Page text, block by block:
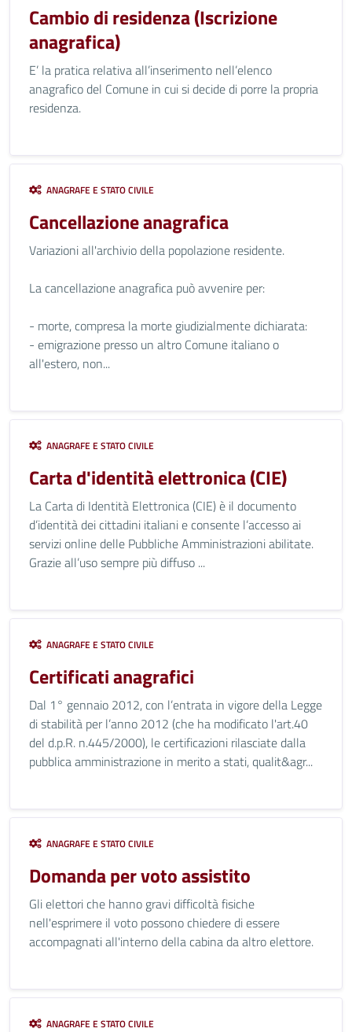
Cambio di residenza (Iscrizione
anagrafica)
E’ la pratica relativa all’inserimento nell’elenco
anagrafico del Comune in cui si decide di porre la propria
residenza.
ANAGRAFE E STATO CIVILE
Cancellazione anagrafica
Variazioni all'archivio della popolazione residente.
La cancellazione anagrafica può avvenire per:
- morte, compresa la morte giudizialmente dichiarata:
- emigrazione presso un altro Comune italiano o
all'estero, non...
ANAGRAFE E STATO CIVILE
Carta d'identità elettronica (CIE)
La Carta di Identità Elettronica (CIE) è il documento
d’identità dei cittadini italiani e consente l’accesso ai
servizi online delle Pubbliche Amministrazioni abilitate.
Grazie all’uso sempre più diffuso ...
ANAGRAFE E STATO CIVILE
Certificati anagrafici
Dal 1° gennaio 2012, con l’entrata in vigore della Legge
di stabilità per l’anno 2012 (che ha modificato l'art.40
del d.p.R. n.445/2000), le certificazioni rilasciate dalla
pubblica amministrazione in merito a stati, qualit&agr...
ANAGRAFE E STATO CIVILE
Domanda per voto assistito
Gli elettori che hanno gravi difficoltà fisiche
nell'esprimere il voto possono chiedere di essere
accompagnati all'interno della cabina da altro elettore.
ANAGRAFE E STATO CIVILE